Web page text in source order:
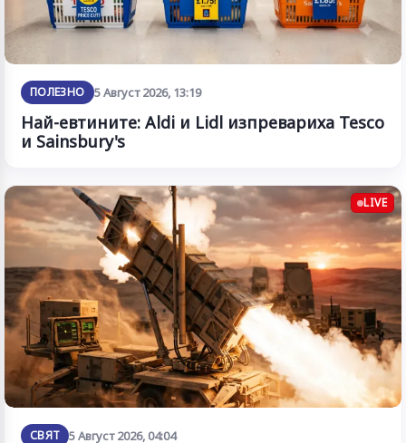
ПОЛЕЗНО 5 Август 2026, 13:19
Най-евтините: Aldi и Lidl изпревариха Tesco
и Sainsbury's
LIVE
СВЯТ 5 Август 2026, 04:04